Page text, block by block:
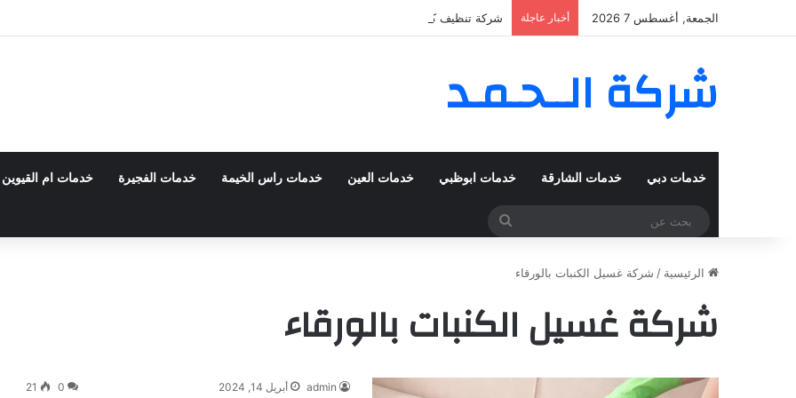
الجمعة, أغسطس 7 2026 أخبار عاجلة شركة تنظيف كنب في المزهر – دبي 0555980700 – خصم30%
شركة الــحـمـد
خدمات دبي خدمات الشارقة خدمات ابوظبي خدمات العين خدمات راس الخيمة خدمات الفجيرة خدمات ام القيوين
بحث
الرئيسية / شركة غسيل الكنبات بالورقاء
شركة غسيل الكنبات بالورقاء
admin أبريل 14, 2024 0
21